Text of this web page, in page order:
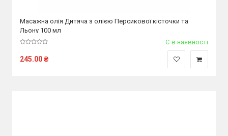
Масажна олія Дитяча з олією Персикової кісточки та
Льону 100 мл
Є в наявності
245.00₴